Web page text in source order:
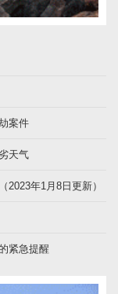
案件
天气
年1月8日更新）
紧急提醒